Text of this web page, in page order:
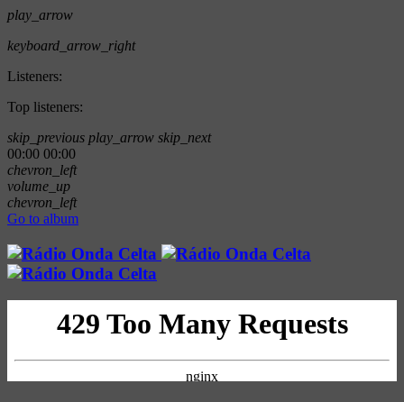
play_arrow
keyboard_arrow_right
Listeners:
Top listeners:
skip_previous play_arrow skip_next
00:00 00:00
chevron_left
volume_up
chevron_left
Go to album